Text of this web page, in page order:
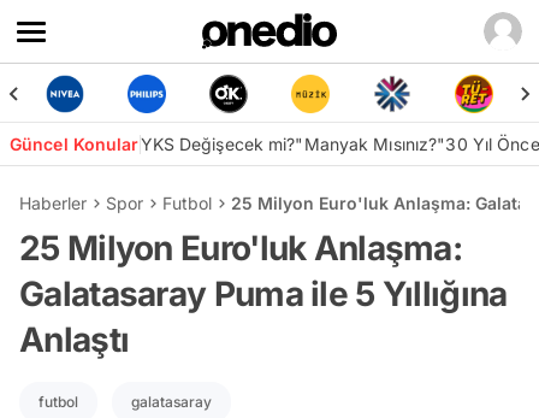
Güncel KonularYKS Değişecek mi?"Manyak Mısınız?"30 Yıl
Haberler Spor Futbol 25 Milyon Euro'luk Anlaşma:
25 Milyon Euro'luk Anlaşma:
Galatasaray Puma ile 5 Yıllığına
Anlaştı
futbol galatasaray